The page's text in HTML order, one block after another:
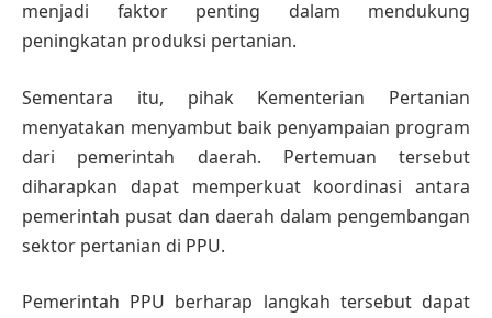
menjadi faktor penting dalam mendukung
peningkatan produksi pertanian.
Sementara itu, pihak Kementerian Pertanian
menyatakan menyambut baik penyampaian program
dari pemerintah daerah. Pertemuan tersebut
diharapkan dapat memperkuat koordinasi antara
pemerintah pusat dan daerah dalam pengembangan
sektor pertanian di PPU.
Pemerintah PPU berharap langkah tersebut dapat